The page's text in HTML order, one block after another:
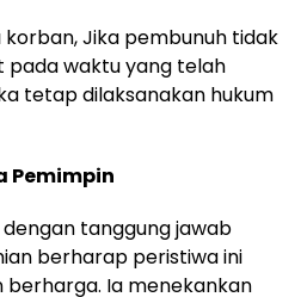
Jika pembunuh tidak
waktu yang telah
tetap dilaksanakan hukum
Pemimpin
tanggung jawab
berharap peristiwa ini
Ia menekankan